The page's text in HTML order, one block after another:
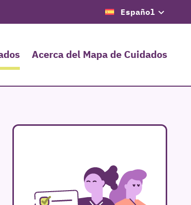
Español
Acerca del Mapa de Cuidados